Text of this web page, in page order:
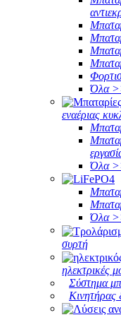
Όλα
εναέριας
Όλα
Όλα
συρτή
ηλεκτρικές
Σύστημα
Κινητήρας